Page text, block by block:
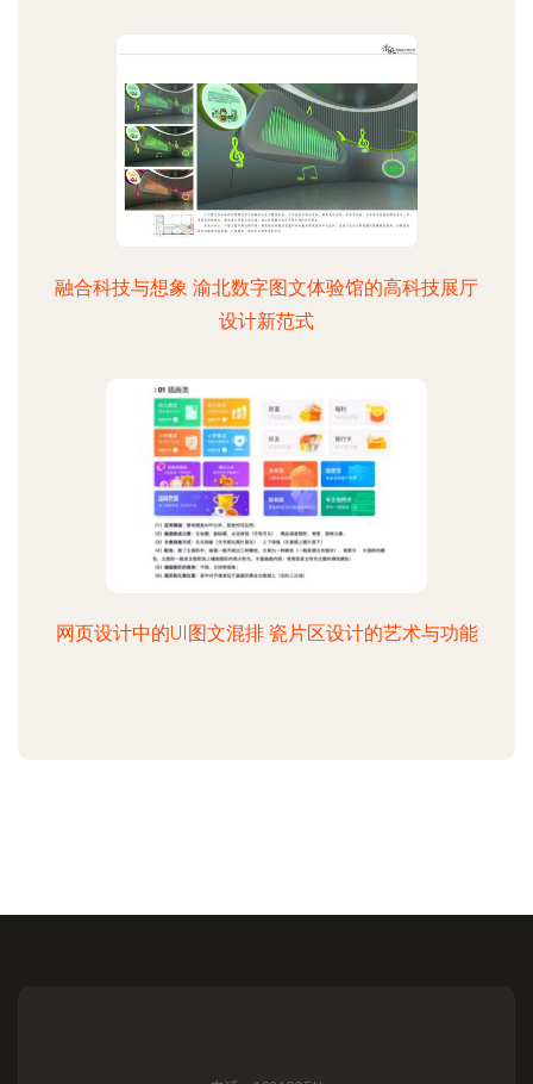
融合科技与想象 渝北数字图文体验馆的高科技展厅
设计新范式
网页设计中的UI图文混排 瓷片区设计的艺术与功能